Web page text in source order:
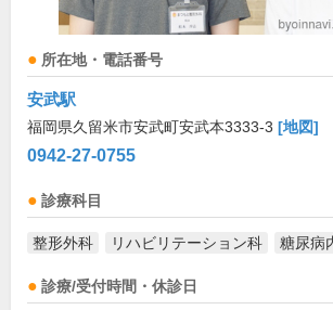
所在地・電話番号
安武駅
福岡県久留米市安武町安武本3333-3 [地図]
0942-27-0755
診療科目
整形外科 リハビリテーション科 糖尿病
診療/受付時間・休診日